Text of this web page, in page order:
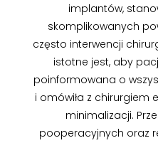
implantów,
skomplikowanych
często interwencji
istotne jest, aby
poinformowana o
i omówiła z chirurgiem
minimalizacji.
pooperacyjnych oraz